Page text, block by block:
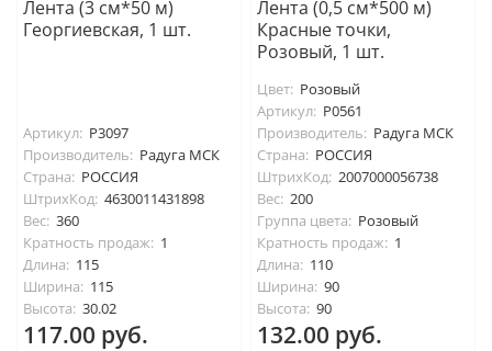
Лента (3 см*50 м)
Георгиевская, 1 шт.
Артикул: P3097
Производитель: Радуга МСК
Страна: РОССИЯ
ШтрихКод: 4630011431898
Вес: 360
Кратность продаж: 1
Длина: 115
Ширина: 115
Высота: 30.02
117.00 руб.
Лента (0,5 см*500 м)
Красные точки,
Розовый, 1 шт.
Цвет: Розовый
Артикул: P0561
Производитель: Радуга МСК
Страна: РОССИЯ
ШтрихКод: 2007000056738
Вес: 200
Группа цвета: Розовый
Кратность продаж: 1
Длина: 110
Ширина: 90
Высота: 90
132.00 руб.